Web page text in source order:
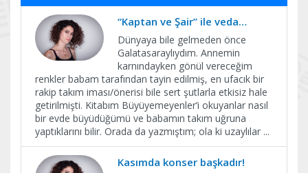
“Kaptan ve Şair” ile veda…
Dünyaya bile gelmeden önce
Galatasaraylıydım. Annemin
karnındayken gönül vereceğim
renkler babam tarafından tayin edilmiş, en ufacık bir
rakip takım iması/önerisi bile sert şutlarla etkisiz hale
getirilmişti. Kitabım Büyüyemeyenler’i okuyanlar nasıl
bir evde büyüdüğümü ve babamın takım uğruna
yaptıklarını bilir. Orada da yazmıştım; ola ki uzaylılar ...
Kasımda konser başkadır!